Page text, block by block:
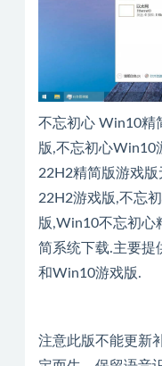
不忘初心 Win10精
版,不忘初心Win10
22H2精简版游戏
22H2游戏版,不忘
版,Win10不忘初心
简系统下载.主要提
和Win10游戏版.
注意此版不能更新